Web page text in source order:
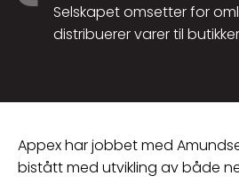
Selskapet omsetter for
distribuerer varer til
Appex har jobbet med
bistått med utvikling av både